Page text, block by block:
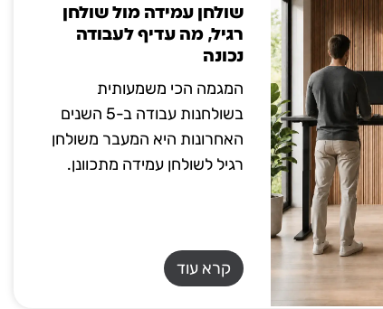
שולחן עמידה מול שולחן
רגיל, מה עדיף לעבודה
נכונה
המגמה הכי משמעותית
בשולחנות עבודה ב-5 השנים
האחרונות היא המעבר משולחן
רגיל לשולחן עמידה מתכוונן.
קרא עוד